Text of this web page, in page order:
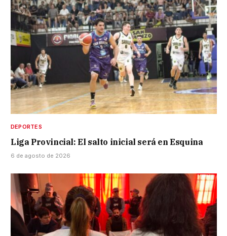
DEPORTES
Liga Provincial: El salto inicial será en Esquina
6 de agosto de 2026